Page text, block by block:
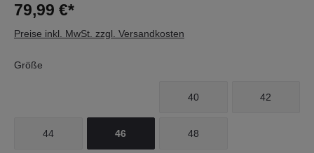
79,99 €*
Preise inkl. MwSt. zzgl. Versandkosten
Größe
40 42
44 46 48